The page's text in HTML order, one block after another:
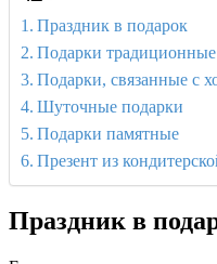
Праздник в подарок
Подарки традиционные
Подарки, связанные с
Шуточные подарки
Подарки памятные
Презент из
Праздник в